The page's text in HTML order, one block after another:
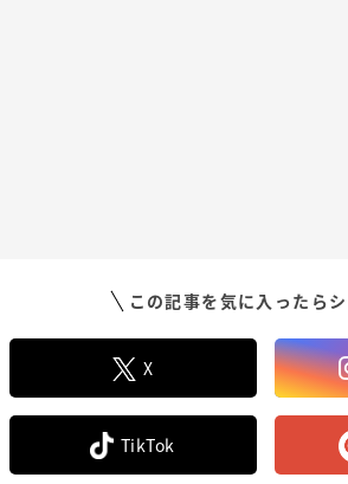
この記事を気に入ったらシ
X
TikTok